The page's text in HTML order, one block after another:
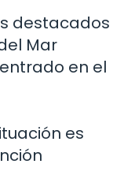
destacados
Mar
en el
es